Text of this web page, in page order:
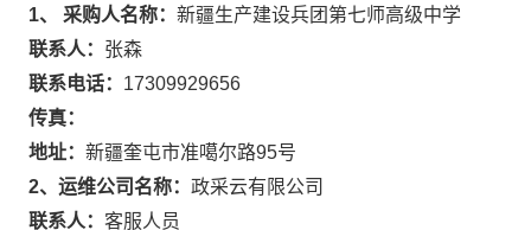
1、 采购人名称： 新疆生产建设兵团第七师高级中学
联系人： 张森
联系电话： 17309929656
传真：
地址： 新疆奎屯市准噶尔路95号
2、运维公司名称： 政采云有限公司
联系人： 客服人员